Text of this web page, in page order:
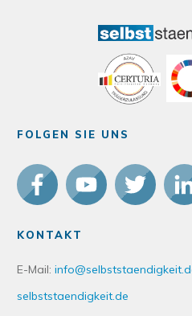
FOLGEN SIE UNS
KONTAKT
E-Mail:
selbststaendigkeit.de